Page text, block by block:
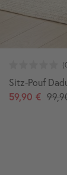
Sitz-Pouf
59,90 €